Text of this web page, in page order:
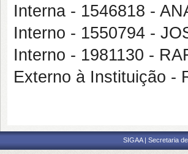
Interna - 1546818 -
Interno - 1550794 -
Interno - 1981130 -
Externo à Instituição -
SIGAA | Secretaria